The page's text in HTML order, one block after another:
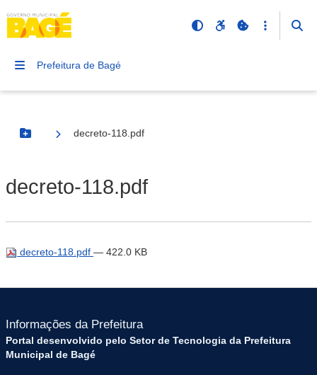
Prefeitura de Bagé
Botão Menu
decreto-118.pdf
decreto-118.pdf
decreto-118.pdf — 422.0 KB
Informações da Prefeitura
Portal desenvolvido pelo Setor de Tecnologia da Prefeitura
Municipal de Bagé